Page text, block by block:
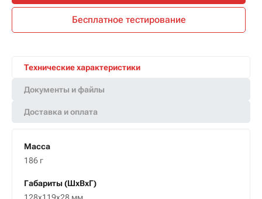
Бесплатное тестирование
Технические характеристики
Документы и файлы
Доставка и оплата
Масса
186 г
Габариты (ШxВxГ)